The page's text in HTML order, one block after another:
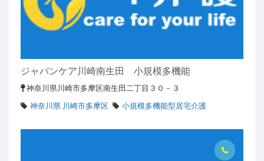
ジャパンケア川崎南生田 小規模多機能
神奈川県川崎市多摩区南生田二丁目３０－３
神奈川県 川崎市多摩区
小規模多機能型居宅介護